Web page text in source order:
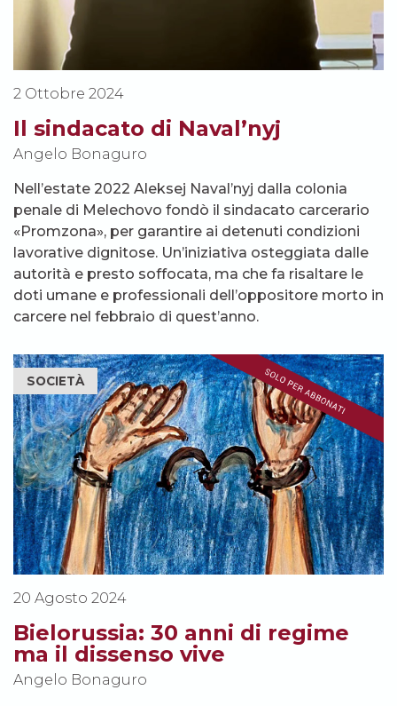
2 Ottobre 2024
Il sindacato di Naval’nyj
Angelo Bonaguro
Nell’estate 2022 Aleksej Naval’nyj dalla colonia
penale di Melechovo fondò il sindacato carcerario
«Promzona», per garantire ai detenuti condizioni
lavorative dignitose. Un’iniziativa osteggiata dalle
autorità e presto soffocata, ma che fa risaltare le
doti umane e professionali dell’oppositore morto in
carcere nel febbraio di quest’anno.
SOCIETÀ
20 Agosto 2024
Bielorussia: 30 anni di regime
ma il dissenso vive
Angelo Bonaguro